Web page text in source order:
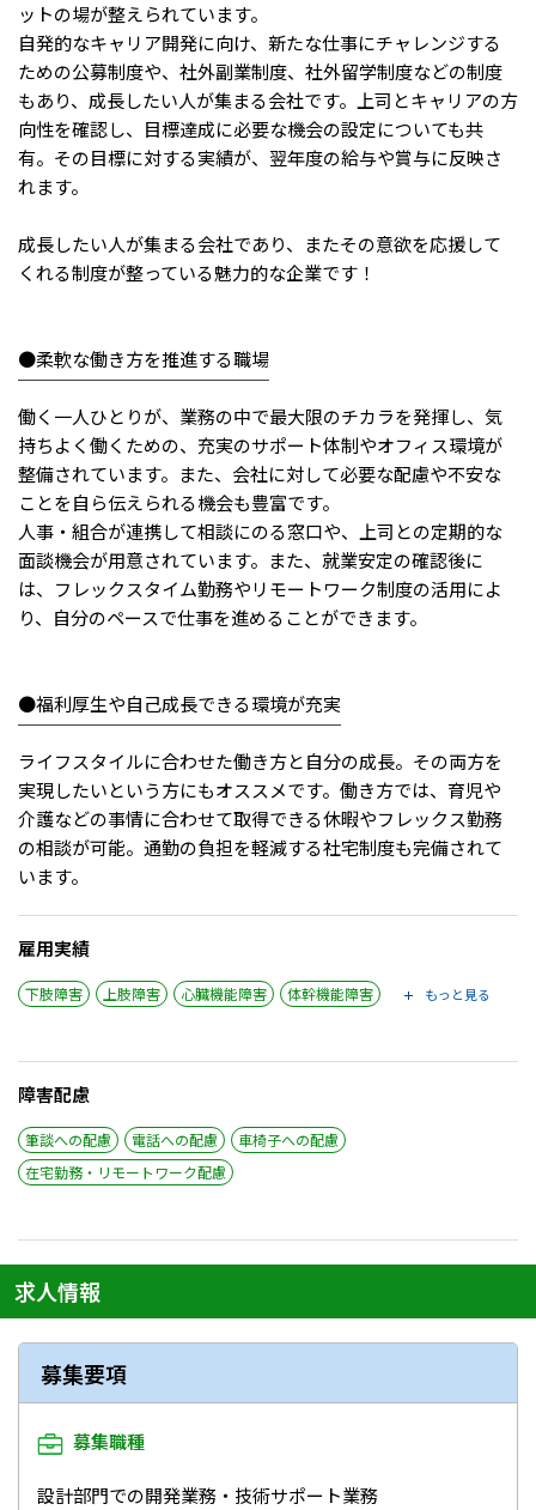
ットの場が整えられています。
自発的なキャリア開発に向け、新たな仕事にチャレンジする
ための公募制度や、社外副業制度、社外留学制度などの制度
もあり、成長したい人が集まる会社です。上司とキャリアの方
向性を確認し、目標達成に必要な機会の設定についても共
有。その目標に対する実績が、翌年度の給与や賞与に反映さ
れます。
成長したい人が集まる会社であり、またその意欲を応援して
くれる制度が整っている魅力的な企業です！
●柔軟な働き方を推進する職場
￣￣￣￣￣￣￣￣￣￣￣￣￣￣
働く一人ひとりが、業務の中で最大限のチカラを発揮し、気
持ちよく働くための、充実のサポート体制やオフィス環境が
整備されています。また、会社に対して必要な配慮や不安な
ことを自ら伝えられる機会も豊富です。
人事・組合が連携して相談にのる窓口や、上司との定期的な
面談機会が用意されています。また、就業安定の確認後に
は、フレックスタイム勤務やリモートワーク制度の活用によ
り、自分のペースで仕事を進めることができます。
●福利厚生や自己成長できる環境が充実
￣￣￣￣￣￣￣￣￣￣￣￣￣￣￣￣￣￣
ライフスタイルに合わせた働き方と自分の成長。その両方を
実現したいという方にもオススメです。働き方では、育児や
介護などの事情に合わせて取得できる休暇やフレックス勤務
の相談が可能。通勤の負担を軽減する社宅制度も完備されて
います。
雇用実績
下肢障害 上肢障害 心臓機能障害 体幹機能障害 もっと見る
障害配慮
筆談への配慮 電話への配慮
車椅子への配慮
在宅勤務・リモートワーク配慮
求人情報
募集要項
募集職種
設計部門での開発業務・技術サポート業務
しいたけ生産で実現する
新しい障害者雇用支援サービス
法人向けページ
メニューを閉じる